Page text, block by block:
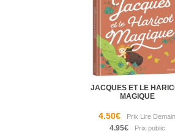
JACQUES ET LE
MAGIQUE
4.50€
4.95€